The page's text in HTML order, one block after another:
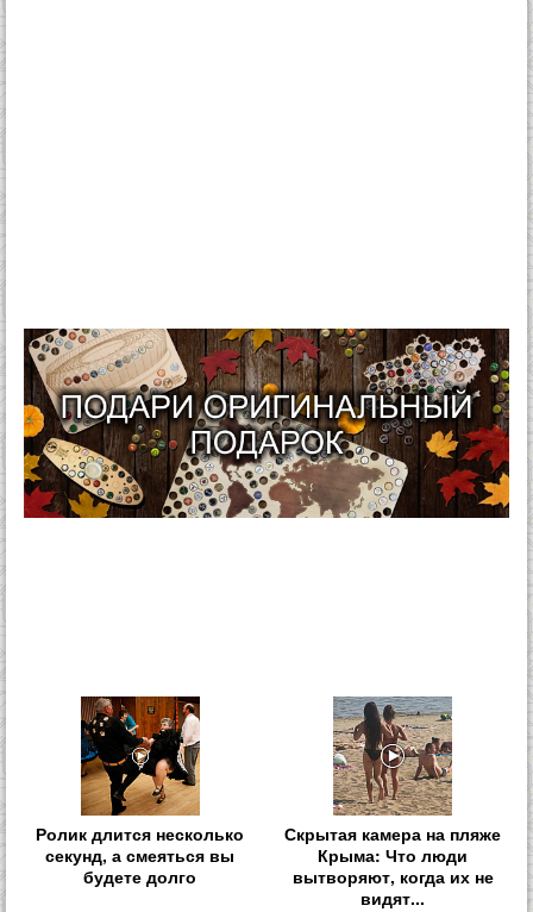
Ролик длится несколько
секунд, а смеяться вы
будете долго
Скрытая камера на пляже
Крыма: Что люди
вытворяют, когда их не
видят...